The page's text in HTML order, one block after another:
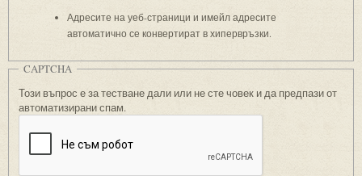
Адресите на уеб-страници и имейл адресите
автоматично се конвертират в хипервръзки.
CAPTCHA
Този въпрос е за тестване дали или не сте човек и да предпази от
автоматизирани спам.